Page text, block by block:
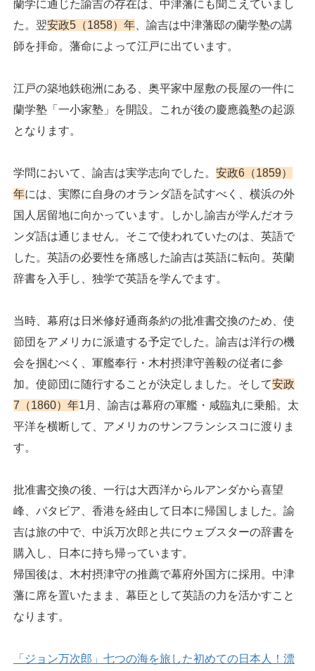
蘭学に通じた諭吉の存在は、中津藩にも聞こえていまし
た。翌安政5（1858）年 、諭吉は中津藩邸の蘭学塾の講
師を拝命。藩命によって江戸に出ています。
江戸の築地鉄砲洲にある、奥平家中屋敷の長屋の一件に
蘭学塾「一小家塾」を開設。これが後の慶應義塾の起源
となります。
学問において、諭吉は実学志向でした。 安政6（1859）
年には、実際に自身のオランダ語を試すべく、横浜の外
国人居留地に向かっています。しかし諭吉が学んだオラ
ンダ語は通じません。そこで使われていたのは、英語で
した。英語の必要性を痛感した諭吉は英語に転向。英蘭
辞書を入手し、独学で英語を学んでます。
当時、幕府は日米修好通商条約の批准書交換のため、使
節団をアメリカに派遣する予定でした。諭吉は洋行の機
会を掴むべく、軍艦奉行・木村摂津守善毅の従者に参
加。使節団に随行することが決定しました。そして安政
7（1860）年1月、諭吉は幕府の軍艦・咸臨丸に乗船。太
平洋を横断して、アメリカのサンフランシスコに渡りま
す。
批准書交換の後、一行は大西洋からルアンダから喜望
峰、バタビア、香港を経由して日本に帰国しました。諭
吉は旅の中で、中浜万次郎と共にウェブスターの辞書を
購入し、日本に持ち帰っています。
帰国後は、木村摂津守の推薦で幕府外国方に採用。中津
藩に席を置いたまま、幕臣として英語の力を活かすこと
なります。
「ジョン万次郎」七つの海を旅した初めての日本人！漂